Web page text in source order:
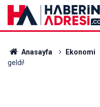
Anasayfa Ekonomi
geldi!